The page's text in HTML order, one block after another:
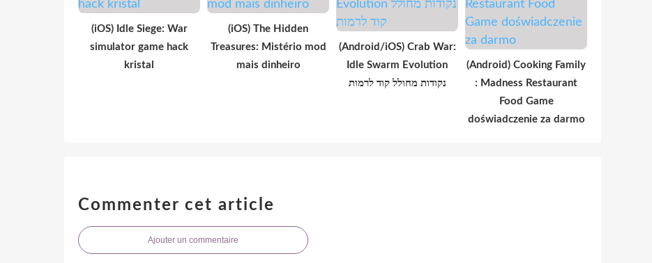
(iOS) Idle Siege: War
simulator game hack
kristal
(iOS) The Hidden
Treasures: Mistério mod
mais dinheiro
(Android/iOS) Crab War:
Idle Swarm Evolution
נקודות מחולל קוד לרמות
(Android) Cooking Family
: Madness Restaurant
Food Game
doświadczenie za darmo
Commenter cet article
Ajouter un commentaire